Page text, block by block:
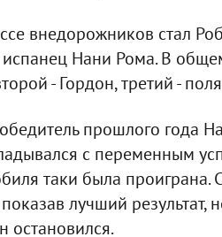
внедорожников стал
испанец Нани Рома. В
- Гордон, третий -
прошлого года
с переменным
таки была проиграна.
лучший
остановился.